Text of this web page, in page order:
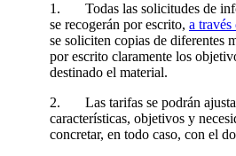
1. Todas las solicitudes de
se recogerán por escrito, a
se soliciten copias de diferentes
por escrito claramente los
destinado el material.
2. Las tarifas se podrán
características, objetivos y
concretar, en todo caso, con el